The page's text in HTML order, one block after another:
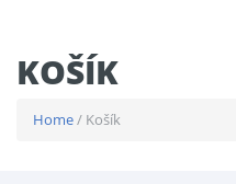
KOŠÍK
Home/ Košík